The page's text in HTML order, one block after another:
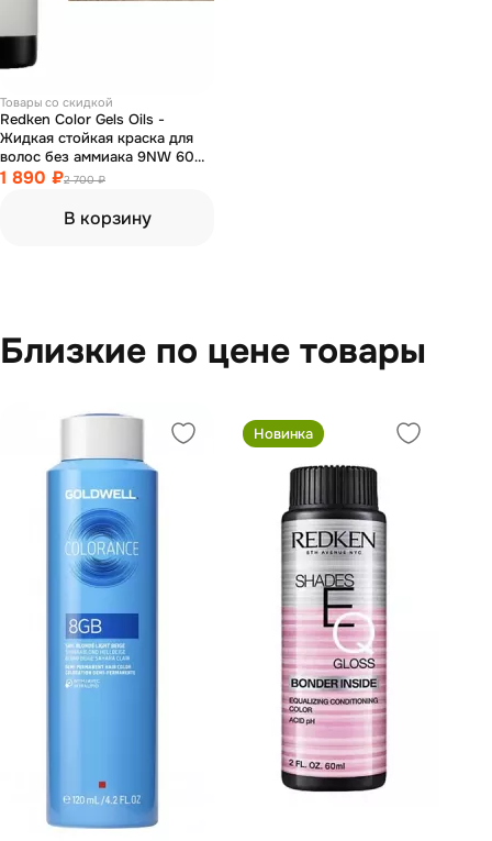
Товары со скидкой
Redken Color Gels Oils -
Жидкая стойкая краска для
волос без аммиака 9NW 60
мл
1 890 ₽2 700 ₽
В корзину
Близкие по цене товары
Новинка